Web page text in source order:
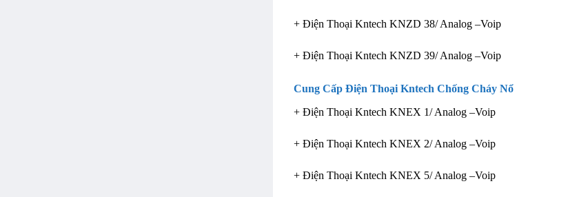
+ Điện Thoại Kntech KNZD 38/ Analog –Voip
+ Điện Thoại Kntech KNZD 39/ Analog –Voip
Cung Cấp Điện Thoại Kntech Chống Cháy Nổ
+ Điện Thoại Kntech KNEX 1/ Analog –Voip
+ Điện Thoại Kntech KNEX 2/ Analog –Voip
+ Điện Thoại Kntech KNEX 5/ Analog –Voip